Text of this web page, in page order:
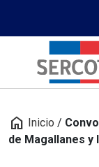
home Inicio /
de Magallanes y